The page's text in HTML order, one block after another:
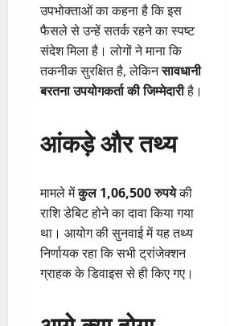
उपभोक्ताओं का कहना है कि इस
फैसले से उन्हें सतर्क रहने का स्पष्ट
संदेश मिला है। लोगों ने माना कि
तकनीक सुरक्षित है, लेकिनसावधानी
बरतना उपयोगकर्ता की जिम्मेदारीहै।
आंकड़े और तथ्य
मामले मेंकुल 1,06,500 रुपयेकी
राशि डेबिट होने का दावा किया गया
था। आयोग की सुनवाई में यह तथ्य
निर्णायक रहा कि सभी ट्रांजेक्शन
ग्राहक के डिवाइस से ही किए गए।